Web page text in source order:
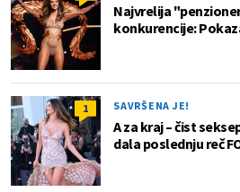
Najvrelija
konkurencije:
1 SAVRŠENA JE!
A za kraj – čist
dala poslednju reč